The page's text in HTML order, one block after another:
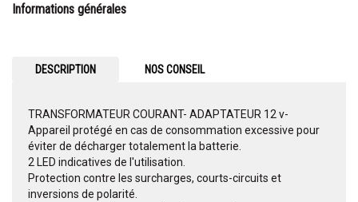
Informations générales
DESCRIPTION NOS CONSEIL
TRANSFORMATEUR COURANT- ADAPTATEUR 12 v-
Appareil protégé en cas de consommation excessive pour
éviter de décharger totalement la batterie.
2 LED indicatives de l'utilisation.
Protection contre les surcharges, courts-circuits et
inversions de polarité.